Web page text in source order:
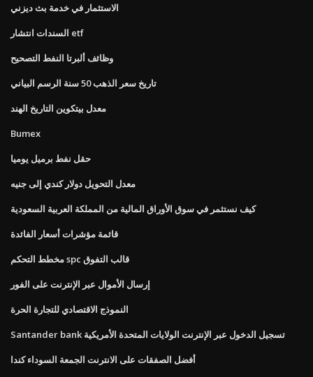
الاستثمار في خدمة بث ديزني
السندات انتشار etf
وظائف ألبرتا النفط التصحيح
تاريخ سعر الذهب 50 سنة الرسم البياني
معدل بيتكوين التاريخ الهند
Bumex
حقل نفط برميل يوميا
معدل التحويل دولار كندي إلى جنيه
كيف نستثمر في سوق الأوراق المالية من المملكة العربية السعودية
قائمة مؤشرات أسعار الفائدة
مخطط التحكم spc قالب التفوق
إرسال الأموال عبر الإنترنت على الفور
النموذج الاقتصادي للتجارة الحرة
Santander bank تسجيل الدخول عبر الإنترنت الولايات المتحدة الأمريكية
أفضل الصفقات على الانترنت الجمعة السوداء كندا